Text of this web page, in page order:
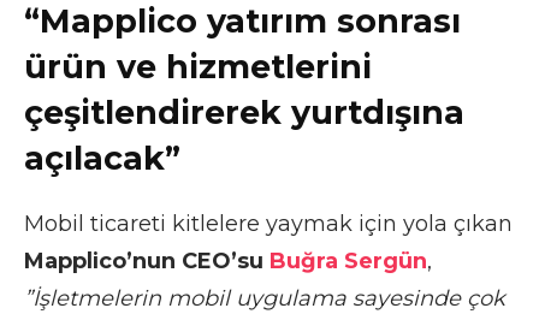
“Mapplico yatırım sonrası
ürün ve hizmetlerini
çeşitlendirerek yurtdışına
açılacak”
Mobil ticareti kitlelere yaymak için yola çıkan
Mapplico’nun CEO’su Buğra Sergün,
”İşletmelerin mobil uygulama sayesinde çok